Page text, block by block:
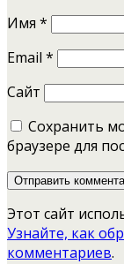
Имя *
Email *
Сайт
Сохранить
браузере для
Этот сайт
Узнайте, как
комментариев.